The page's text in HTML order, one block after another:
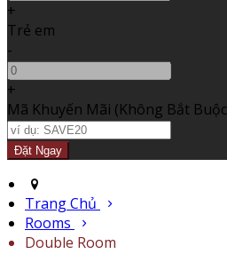
+
Trẻ em
-
+
Mã Khuyến Mãi (Không Bắt Buộc
Trang Chủ
Rooms
Double Room